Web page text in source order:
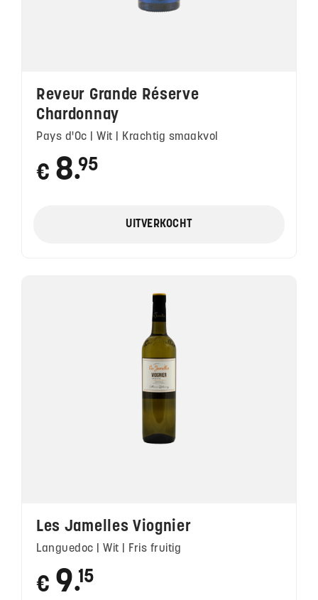
Reveur Grande Réserve
Chardonnay
Pays d'Oc | Wit | Krachtig smaakvol
€ 8●
95
UITVERKOCHT
Les Jamelles Viognier
Languedoc | Wit | Fris fruitig
€ 9●
15